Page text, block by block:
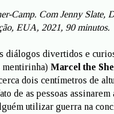
Camp. Com Jenny Slate,
EUA, 2021, 90 minutos.
diálogos divertidos e
mentirinha) Marcel the
dois centímetros de
de as pessoas
utilizar guerra na